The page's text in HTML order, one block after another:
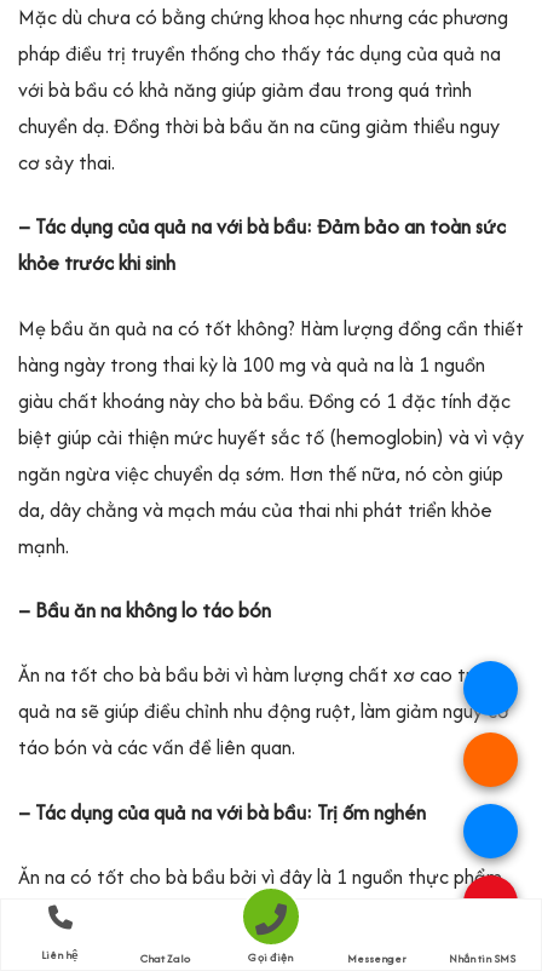
Mặc dù chưa có bằng chứng khoa học nhưng các phương
pháp điều trị truyền thống cho thấy tác dụng của quả na
với bà bầu có khả năng giúp giảm đau trong quá trình
chuyển dạ. Đồng thời bà bầu ăn na cũng giảm thiểu nguy
cơ sảy thai.
– Tác dụng của quả na với bà bầu: Đảm bảo an toàn sức
khỏe trước khi sinh
Mẹ bầu ăn quả na có tốt không? Hàm lượng đồng cần thiết
hàng ngày trong thai kỳ là 100 mg và quả na là 1 nguồn
giàu chất khoáng này cho bà bầu. Đồng có 1 đặc tính đặc
biệt giúp cải thiện mức huyết sắc tố (hemoglobin) và vì vậy
ngăn ngừa việc chuyển dạ sớm. Hơn thế nữa, nó còn giúp
da, dây chằng và mạch máu của thai nhi phát triển khỏe
mạnh.
– Bầu ăn na không lo táo bón
Ăn na tốt cho bà bầu bởi vì hàm lượng chất xơ cao trong
quả na sẽ giúp điều chỉnh nhu động ruột, làm giảm nguy cơ
táo bón và các vấn đề liên quan.
– Tác dụng của quả na với bà bầu: Trị ốm nghén
Ăn na có tốt cho bà bầu bởi vì đây là 1 nguồn thực phẩm
giàu vitamin B6, quả na giúp bạn giảm tình trạng ốm nghén.
Các nghiên cứu cho thấy vitamin B6 có thể giảm bớt buồn
.
Liên hệ Chat Zalo Gọi điện Messenger Nhắn tin SMS